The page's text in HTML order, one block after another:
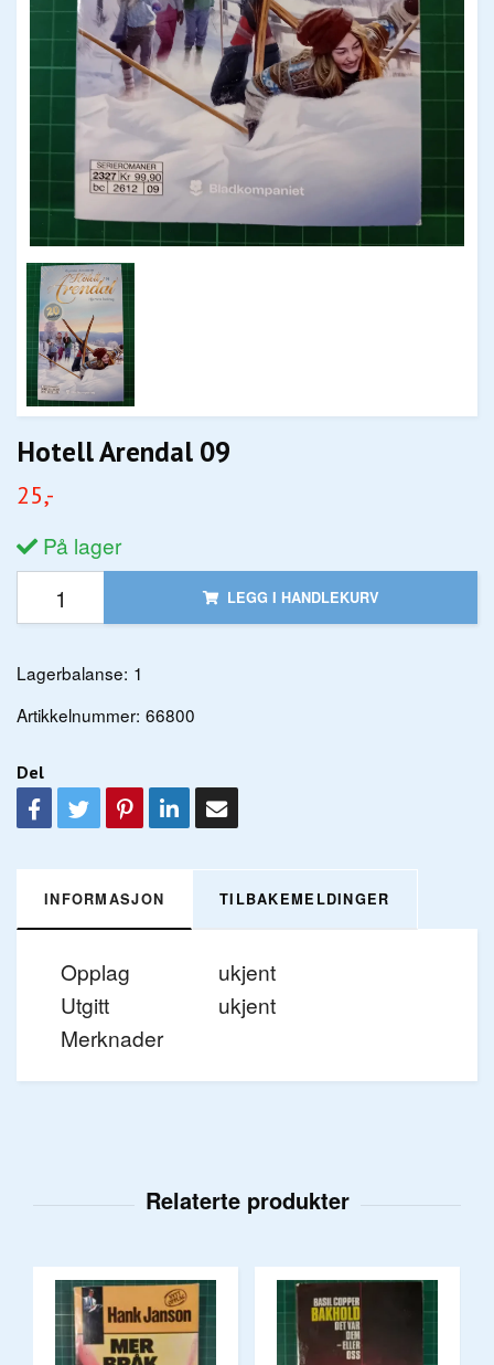
Hotell Arendal 09
25,-
På lager
LEGG I HANDLEKURV
Lagerbalanse: 1
Artikkelnummer: 66800
Del
INFORMASJON TILBAKEMELDINGER
Opplag
ukjent
Utgitt
ukjent
Merknader